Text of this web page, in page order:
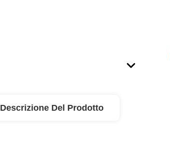
Descrizione Del Prodotto